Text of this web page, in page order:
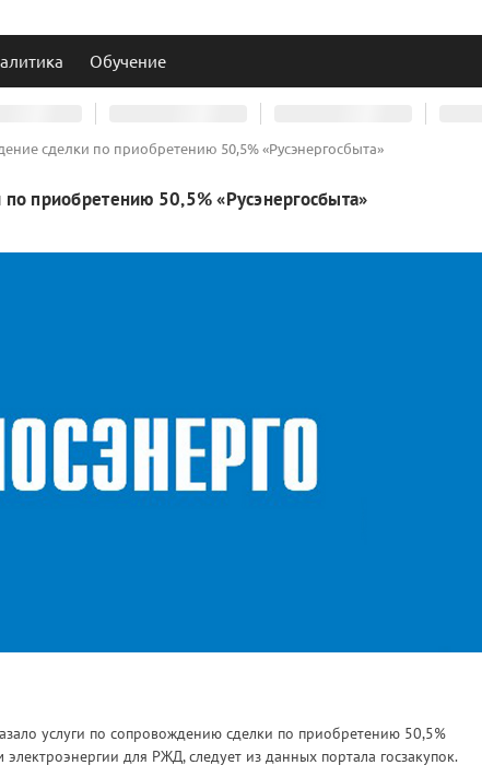
Обучение
сделки по приобретению 50,5% «Русэнергосбыта»
приобретению 50,5% «Русэнергосбыта»
услуги по сопровождению сделки по приобретению 50,5%
для РЖД, следует из данных портала госзакупок.